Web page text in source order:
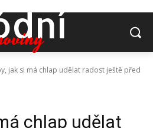
jak si má chlap udělat radost ještě před
chlap udělat